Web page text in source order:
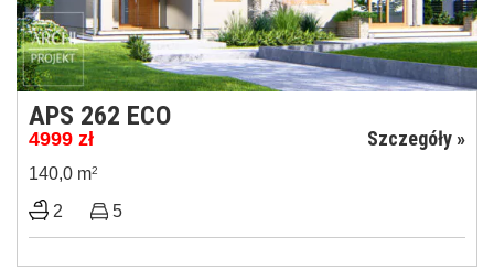
APS 262 ECO
4999 zł Szczegóły »
140,0 m2
2 5